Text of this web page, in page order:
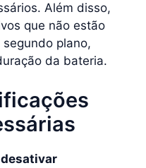
Além disso,
que não estão
plano,
da bateria.
desativar